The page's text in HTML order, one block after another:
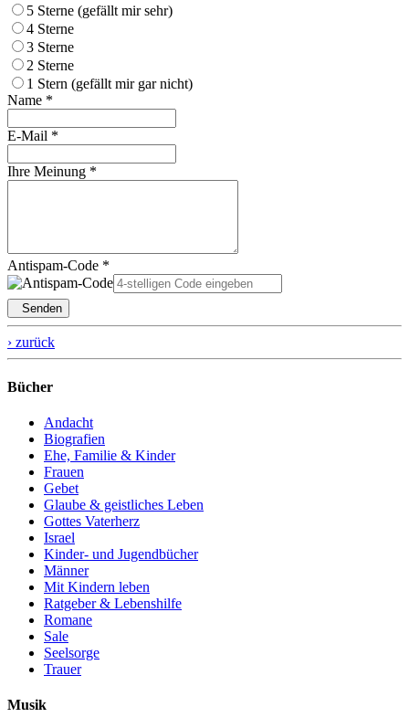
5 Sterne (gefällt mir sehr)
4 Sterne
3 Sterne
2 Sterne
1 Stern (gefällt mir gar nicht)
Name *
E-Mail *
Ihre Meinung *
Antispam-Code *
Senden
› zurück
Bücher
Andacht
Biografien
Ehe, Familie & Kinder
Frauen
Gebet
Glaube & geistliches Leben
Gottes Vaterherz
Israel
Kinder- und Jugendbücher
Männer
Mit Kindern leben
Ratgeber & Lebenshilfe
Romane
Sale
Seelsorge
Trauer
Musik